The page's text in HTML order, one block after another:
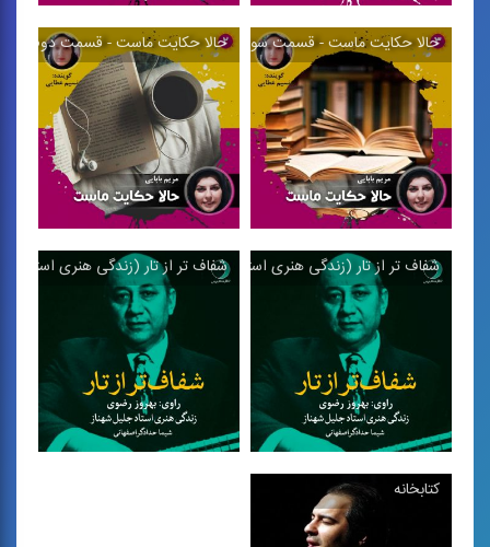
حالا حكایت ماست -
قسمت پنجم
پادكست های " حالا حكایت
ماست" ؛ پیوندی است میان
...
حالا حكایت ماست -
قسمت چهارم
پادكست های " حالا حكایت
ماست" ؛ پیوندی است میان
...
حالا حكایت ماست - قسمت سوم
حالا حكایت ماست -
قسمت سوم
پادكست های " حالا حكایت
ماست" ؛ پیوندی است میان
...
حالا حكایت ماست - قسمت دوم
حالا حكایت ماست -
قسمت دوم
پادكست های " حالا حكایت
ماست" ؛ پیوندی است میان
...
شفاف تر از تار (زندگی هنری استاد جلیل شهناز)
شفاف تر از تار (زندگی
هنری استاد جلیل
شهناز)
شفاف تر از تار (زندگی هنری استاد
كتابخانه